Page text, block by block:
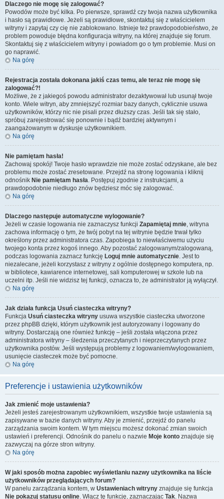
Dlaczego nie mogę się zalogować?
Powodów może być kilka. Po pierwsze, sprawdź czy twoja nazwa użytkownika
i hasło są prawidłowe. Jeżeli są prawidłowe, skontaktuj się z właścicielem
witryny i zapytaj czy cię nie zablokowano. Istnieje też prawdopodobieństwo, że
problem powoduje błędna konfiguracja witryny, na której znajduje się forum.
Skontaktuj się z właścicielem witryny i powiadom go o tym problemie. Musi on
go naprawić.
Na górę
Rejestracja została dokonana jakiś czas temu, ale teraz nie mogę się
zalogować?!
Możliwe, że z jakiegoś powodu administrator dezaktywował lub usunął twoje
konto. Wiele witryn, aby zmniejszyć rozmiar bazy danych, cyklicznie usuwa
użytkowników, którzy nic nie pisali przez dłuższy czas. Jeśli tak się stało,
spróbuj zarejestrować się ponownie i bądź bardziej aktywnym i
zaangażowanym w dyskusje użytkownikiem.
Na górę
Nie pamiętam hasła!
Zachowaj spokój! Twoje hasło wprawdzie nie może zostać odzyskane, ale bez
problemu może zostać zresetowane. Przejdź na stronę logowania i kliknij
odnośnik Nie pamiętam hasła. Postępuj zgodnie z instrukcjami, a
prawdopodobnie niedługo znów będziesz móc się zalogować.
Na górę
Dlaczego następuje automatyczne wylogowanie?
Jeżeli w czasie logowania nie zaznaczysz funkcji Zapamiętaj mnie, witryna
zachowa informację o tym, że twój pobyt na tej witrynie będzie trwał tylko
określony przez administratora czas. Zapobiega to niewłaściwemu użyciu
twojego konta przez kogoś innego. Aby pozostać zalogowanym/zalogowaną,
podczas logowania zaznacz funkcję Loguj mnie automatycznie. Jest to
niezalecane, jeżeli korzystasz z witryny z ogólnie dostępnego komputera, np.
w bibliotece, kawiarence internetowej, sali komputerowej w szkole lub na
uczelni itp. Jeśli nie widzisz tej funkcji, oznacza to, że administrator ją wyłączył.
Na górę
Jak działa funkcja Usuń ciasteczka witryny?
Funkcja Usuń ciasteczka witryny usuwa wszystkie ciasteczka utworzone
przez phpBB dzięki, którym użytkownik jest autoryzowany i logowany do
witryny. Dostarczają one również funkcję – jeśli została włączona przez
administratora witryny – śledzenia przeczytanych i nieprzeczytanych przez
użytkownika postów. Jeśli występują problemy z logowaniem/wylogowaniem,
usunięcie ciasteczek może być pomocne.
Na górę
Preferencje i ustawienia użytkowników
Jak zmienić moje ustawienia?
Jeżeli jesteś zarejestrowanym użytkownikiem, wszystkie twoje ustawienia są
zapisywane w bazie danych witryny. Aby je zmienić, przejdź do panelu
zarządzania swoim kontem. W tym miejscu możesz dokonać zmian swoich
ustawień i preferencji. Odnośnik do panelu o nazwie Moje konto znajduje się
zazwyczaj na górze stron witryny.
Na górę
W jaki sposób można zapobiec wyświetlaniu nazwy użytkownika na liście
użytkowników przeglądających forum?
W panelu zarządzania kontem, w Ustawieniach witryny znajduje się funkcja
Nie pokazuj statusu online. Włącz tę funkcję, zaznaczając Tak. Nazwa